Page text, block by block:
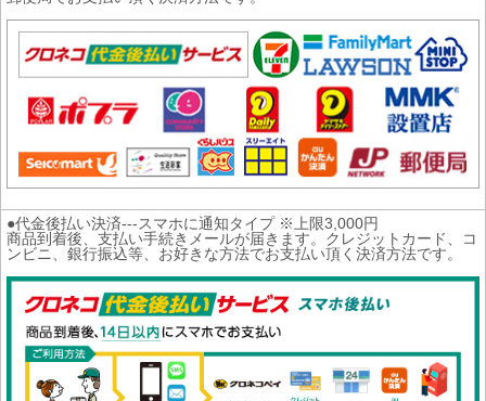
●代金後払い決済---スマホに通知タイプ ※上限3,000円
商品到着後、支払い手続きメールが届きます。クレジットカード、コ
ンビニ、銀行振込等、お好きな方法でお支払い頂く決済方法です。